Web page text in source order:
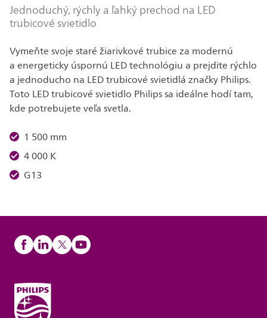
Jednoduchý, rýchly a ľahký prechod na LED
trubicové svietidlo
Vymeňte svoje staré žiarivkové trubice za modernú
a energeticky úspornú LED technológiu a prejdite rýchlo
a jednoducho na LED trubicové svietidlá značky Philips.
Toto LED trubicové svietidlo Philips sa ideálne hodí tam,
kde potrebujete veľa svetla.
1 500 mm
4 000 K
G13